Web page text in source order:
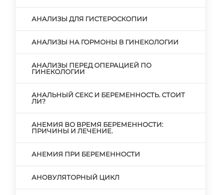
АНАЛИЗЫ ДЛЯ ГИСТЕРОСКОПИИ
АНАЛИЗЫ НА ГОРМОНЫ В ГИНЕКОЛОГИИ
АНАЛИЗЫ ПЕРЕД ОПЕРАЦИЕЙ ПО
ГИНЕКОЛОГИИ
АНАЛЬНЫЙ СЕКС И БЕРЕМЕННОСТЬ. СТОИТ
ЛИ?
АНЕМИЯ ВО ВРЕМЯ БЕРЕМЕННОСТИ:
ПРИЧИНЫ И ЛЕЧЕНИЕ.
АНЕМИЯ ПРИ БЕРЕМЕННОСТИ
АНОВУЛЯТОРНЫЙ ЦИКЛ